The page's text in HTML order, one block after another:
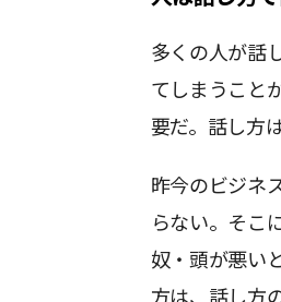
多くの人が話
てしまうこと
要だ。話し方
昨今のビジネ
らない。そこ
奴・頭が悪い